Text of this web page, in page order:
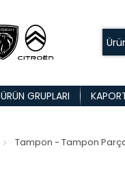
ÜRÜN GRUPLARI
Tampon - Tampon